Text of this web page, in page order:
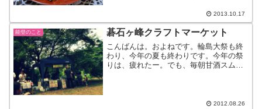
化協会≫の協力のもと、≪のと発酵文化
活用推進協議会≫（長いっ！！）が主催
したもの。第1弾として、わた...
2013.10.17
能登のこと 碁石ヶ峰クラフトマーケット
こんばんは。およねです。輪島大祭も終
わり、今年の夏も終わりです。今年の祭
りは、疲れたー。でも、毎朝甘酒スムー
2012.08.26